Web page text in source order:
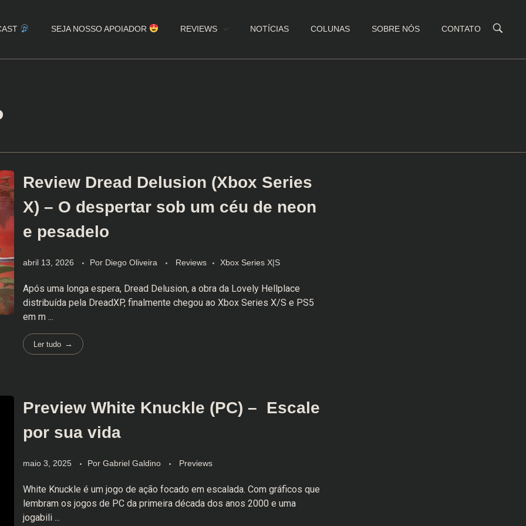
SEJA NOSSO APOIADOR REVIEWS NOTÍCIAS COLUNAS SOBRE NÓS CONTATO
Review Dread Delusion (Xbox Series
X) – O despertar sob um céu de neon
e pesadelo
abril 13, 2026 Por Diego Oliveira Reviews Xbox Series X|S
Após uma longa espera, Dread Delusion, a obra da Lovely Hellplace
distribuída pela DreadXP, finalmente chegou ao Xbox Series X/S e PS5
em m ...
Ler tudo
Preview White Knuckle (PC) – Escale
por sua vida
maio 3, 2025 Por Gabriel Galdino Previews
White Knuckle é um jogo de ação focado em escalada. Com gráficos que
lembram os jogos de PC da primeira década dos anos 2000 e uma
jogabili ...